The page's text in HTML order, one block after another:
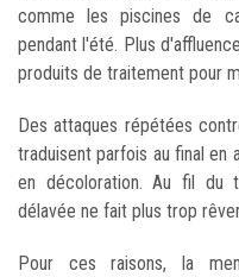
comme les piscines de
pendant l'été. Plus
produits de traitement pour
Des attaques répétées
traduisent parfois au final en
en décoloration. Au fil du
délavée ne fait plus trop
Pour ces raisons, la